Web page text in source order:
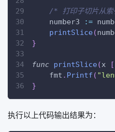
/* 打印子切片从
    number3
:=
printSlice(
}
func printSlice(x [
    fmt
. Printf (
}
执行以上代码输出结果为：